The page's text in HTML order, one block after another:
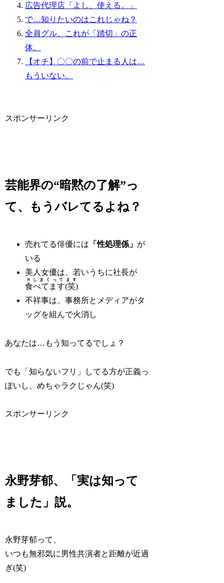
広告代理店「よし、使える。」
で…知りたいのはこれじゃね？
全員グル。これが「踏切」の正
体。
【オチ】〇〇の前で止まる人は…
もういない。
スポンサーリンク
芸能界の“暗黙の了解”っ
て、もうバレてるよね？
売れてる俳優には 「性処理係」 が
いる
美人女優は、若いうちに社長が
食べてます(笑)
Ｈしまくってます
不祥事は、事務所とメディアがタ
ッグを組んで火消し
あなたは…もう知ってるでしょ？
でも「知らないフリ」してる方が正義っ
ぽいし、めちゃラクじゃん(笑)
スポンサーリンク
永野芽郁、「実は知って
ました」説。
永野芽郁って、
いつも無邪気に男性共演者と距離が近過
ぎ(笑)